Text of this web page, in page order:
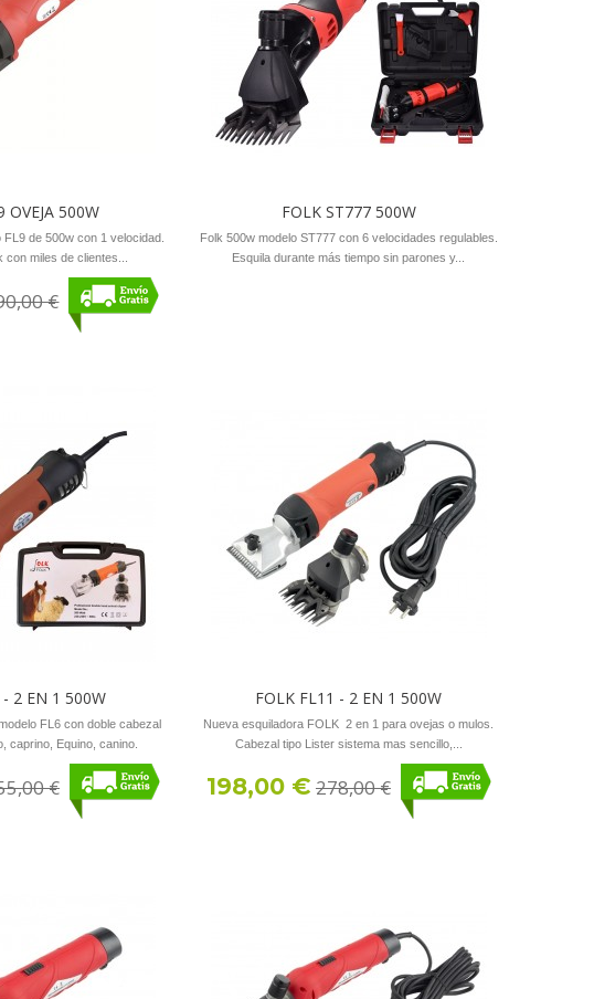
OVEJA 500W
de 500w con 1 velocidad.
miles de clientes...
€
FOLK ST777 500W
Folk 500w modelo ST777 con 6 velocidades regulables.
Esquila durante más tiempo sin parones y...
2 EN 1 500W
FL6 con doble cabezal
caprino, Equino, canino.
€
FOLK FL11 - 2 EN 1 500W
Nueva esquiladora FOLK 2 en 1 para ovejas o mulos.
Cabezal tipo Lister sistema mas sencillo,...
198,00 € 278,00 €